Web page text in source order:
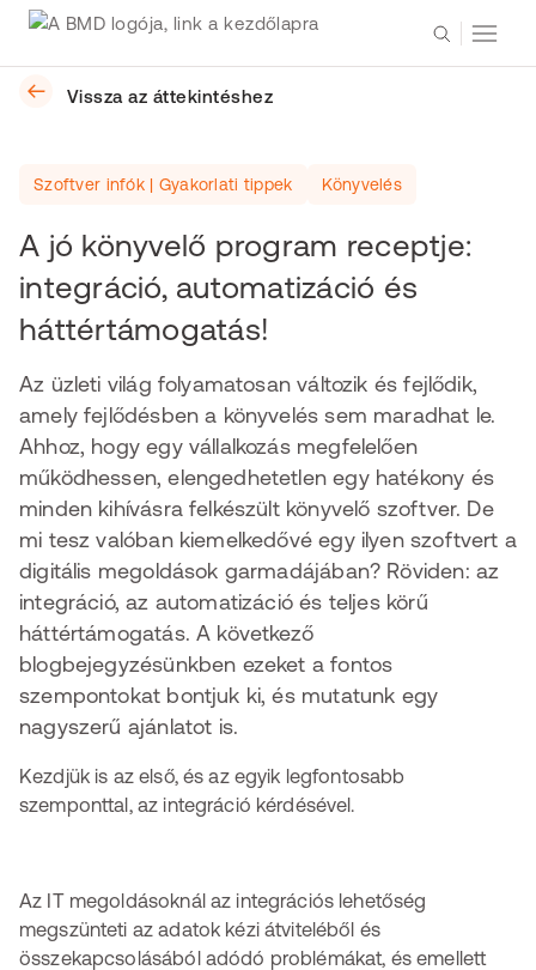
Vissza az áttekintéshez
Szoftver infók | Gyakorlati tippek Könyvelés
A jó könyvelő program receptje:
integráció, automatizáció és
háttértámogatás!
Az üzleti világ folyamatosan változik és fejlődik,
amely fejlődésben a könyvelés sem maradhat le.
Ahhoz, hogy egy vállalkozás megfelelően
működhessen, elengedhetetlen egy hatékony és
minden kihívásra felkészült könyvelő szoftver. De
mi tesz valóban kiemelkedővé egy ilyen szoftvert a
digitális megoldások garmadájában? Röviden: az
integráció, az automatizáció és teljes körű
háttértámogatás. A következő
blogbejegyzésünkben ezeket a fontos
szempontokat bontjuk ki, és mutatunk egy
nagyszerű ajánlatot is.
Kezdjük is az első, és az egyik legfontosabb
szemponttal, az integráció kérdésével.
Az IT megoldásoknál az integrációs lehetőség
megszünteti az adatok kézi átviteléből és
összekapcsolásából adódó problémákat, és emellett